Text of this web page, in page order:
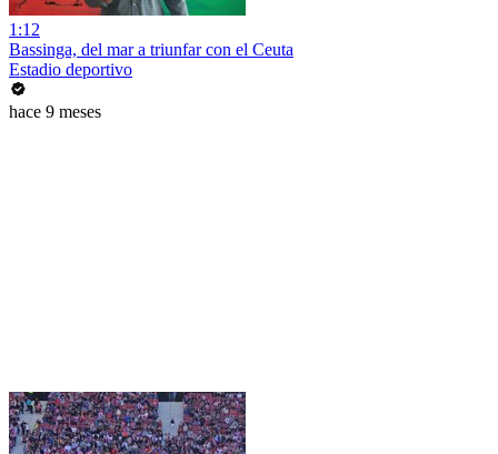
1:12
Bassinga, del mar a triunfar con el Ceuta
Estadio deportivo
hace 9 meses